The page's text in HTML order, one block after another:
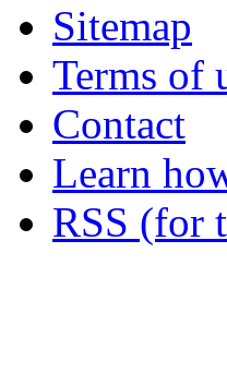
Sitemap
Terms of
Contact
Learn
RSS (for